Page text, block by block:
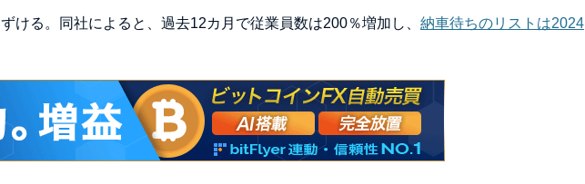
ける。同社によると、過去12カ月で従業員数は200％増加し、 納車待ちのリストは2024